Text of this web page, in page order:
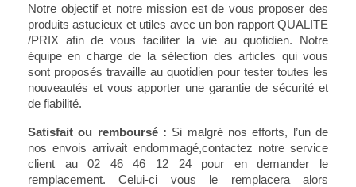
Notre objectif et notre mission est de vous proposer des
produits astucieux et utiles avec un bon rapport QUALITE
/PRIX afin de vous faciliter la vie au quotidien. Notre
équipe en charge de la sélection des articles qui vous
sont proposés travaille au quotidien pour tester toutes les
nouveautés et vous apporter une garantie de sécurité et
de fiabilité.
Satisfait ou remboursé : Si malgré nos efforts, l’un de
nos envois arrivait endommagé,contactez notre service
client au 02 46 46 12 24 pour en demander le
remplacement. Celui-ci vous le remplacera alors